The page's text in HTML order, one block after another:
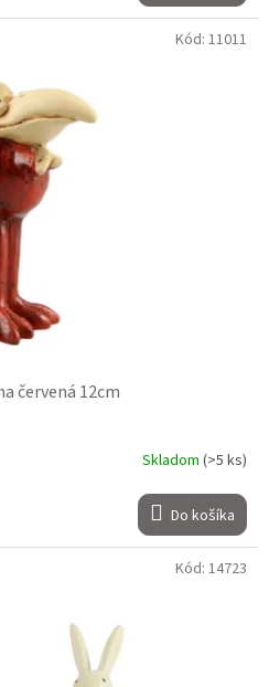
červená 12cm
Skladom (>5 ks)
Do košíka
Kód: 11011
Kód: 14723